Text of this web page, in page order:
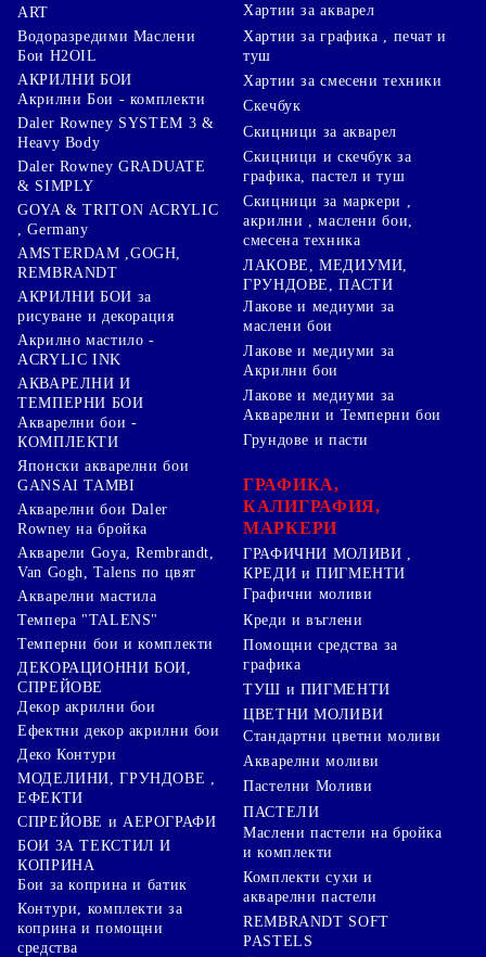
ART
Водоразредими Маслени
Бои H2OIL
АКРИЛНИ БОИ
Акрилни Бои - комплекти
Daler Rowney SYSTEM 3 &
Heavy Body
Daler Rowney GRADUATE
& SIMPLY
GOYA & TRITON АCRYLIC
, Germany
AMSTERDAM ,GOGH,
REMBRANDT
АКРИЛНИ БОИ за
рисуване и декорация
Акрилно мастило -
ACRYLIC INK
АКВАРЕЛНИ И
ТЕМПЕРНИ БОИ
Акварелни бои -
КОМПЛЕКТИ
Японски акварелни бои
GANSAI TAMBI
Акварелни бои Daler
Rowney на бройка
Акварели Goya, Rembrandt,
Van Gogh, Talens по цвят
Акварелни мастила
Темпера "TALENS"
Темперни бои и комплекти
ДЕКОРАЦИОННИ БОИ,
СПРЕЙОВЕ
Декор акрилни бои
Ефектни декор акрилни бои
Деко Контури
МОДЕЛИНИ, ГРУНДОВЕ ,
ЕФЕКТИ
СПРЕЙОВЕ и АЕРОГРАФИ
БОИ ЗА ТЕКСТИЛ И
КОПРИНА
Бои за коприна и батик
Контури, комплекти за
коприна и помощни
средства
Хартии за акварел
Хартии за графика , печат и
туш
Хартии за смесени техники
Скечбук
Скицници за акварел
Скицници и скечбук за
графика, пастел и туш
Скицници за маркери ,
акрилни , маслени бои,
смесена техника
ЛАКОВЕ, МЕДИУМИ,
ГРУНДОВЕ, ПАСТИ
Лакове и медиуми за
маслени бои
Лакове и медиуми за
Акрилни бои
Лакове и медиуми за
Акварелни и Темперни бои
Грундове и пасти
ГРАФИКА,
КАЛИГРАФИЯ,
МАРКЕРИ
ГРАФИЧНИ МОЛИВИ ,
КРЕДИ и ПИГМЕНТИ
Графични моливи
Креди и въглени
Помощни средства за
графика
ТУШ и ПИГМЕНТИ
ЦВЕТНИ МОЛИВИ
Стандартни цветни моливи
Акварелни моливи
Пастелни Моливи
ПАСТЕЛИ
Маслени пастели на бройка
и комплекти
Комплекти сухи и
акварелни пастели
REMBRANDT SOFT
PASTELS